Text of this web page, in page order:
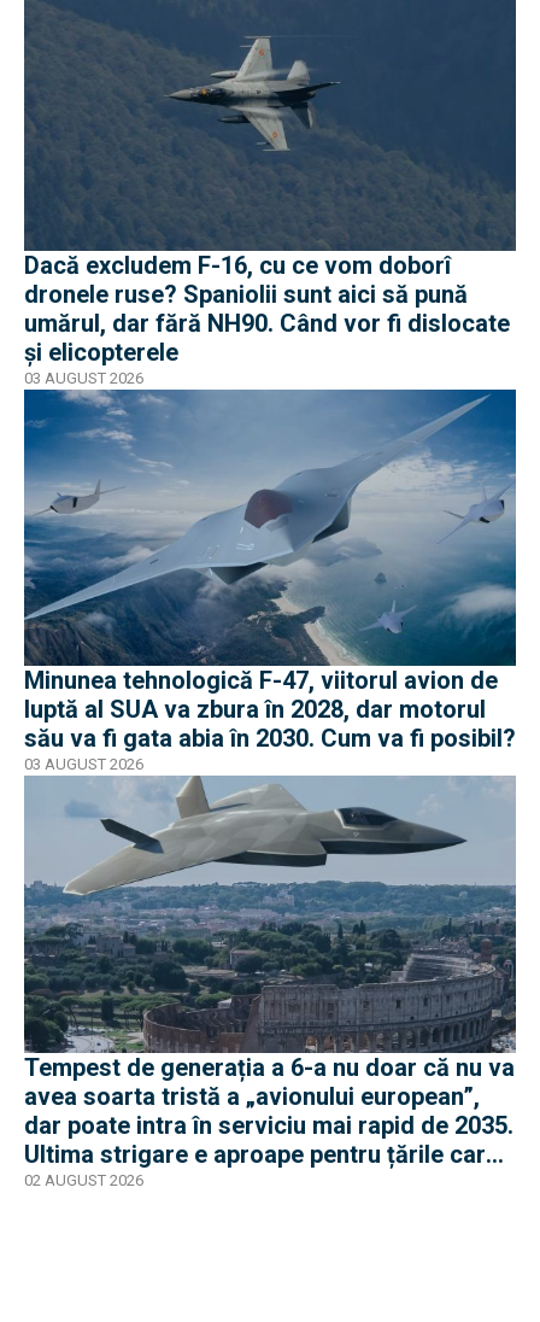
Dacă excludem F-16, cu ce vom doborî
dronele ruse? Spaniolii sunt aici să pună
umărul, dar fără NH90. Când vor fi dislocate
și elicopterele
03 AUGUST 2026
Minunea tehnologică F-47, viitorul avion de
luptă al SUA va zbura în 2028, dar motorul
său va fi gata abia în 2030. Cum va fi posibil?
03 AUGUST 2026
Tempest de generația a 6-a nu doar că nu va
avea soarta tristă a „avionului european”,
dar poate intra în serviciu mai rapid de 2035.
Ultima strigare e aproape pentru țările care
vor în program
02 AUGUST 2026